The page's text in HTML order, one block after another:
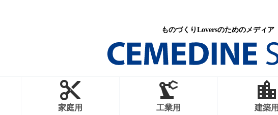
ものづくりLoversのためのメディア
家庭用 工業用 建築用